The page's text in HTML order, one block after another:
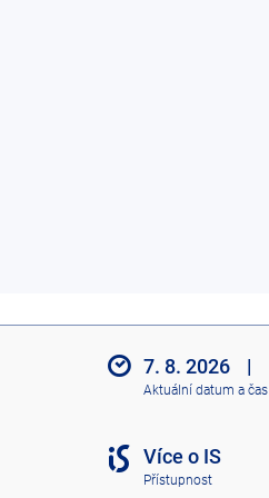
7. 8. 2026 |
Aktuální datum a čas
Více o IS
Přístupnost